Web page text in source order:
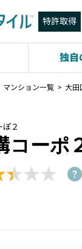
特許取得
独自
マンション一覧 大田
ぽ２
コーポ
?